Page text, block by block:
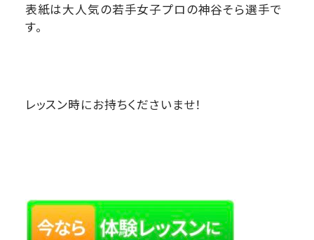
表紙は大人気の若手女子プロの神谷そら選手で
す。
レッスン時にお持ちくださいませ！